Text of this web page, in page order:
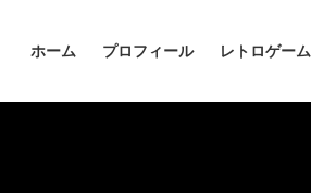
ホーム プロフィール レトロゲーム